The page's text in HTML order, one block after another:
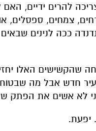
להרים ידיים,
צמחים, ספסלים,
ככה לנינים
שהקשישים האלו
חדש אבל מה
לא אשים את הפתק
יפעת.